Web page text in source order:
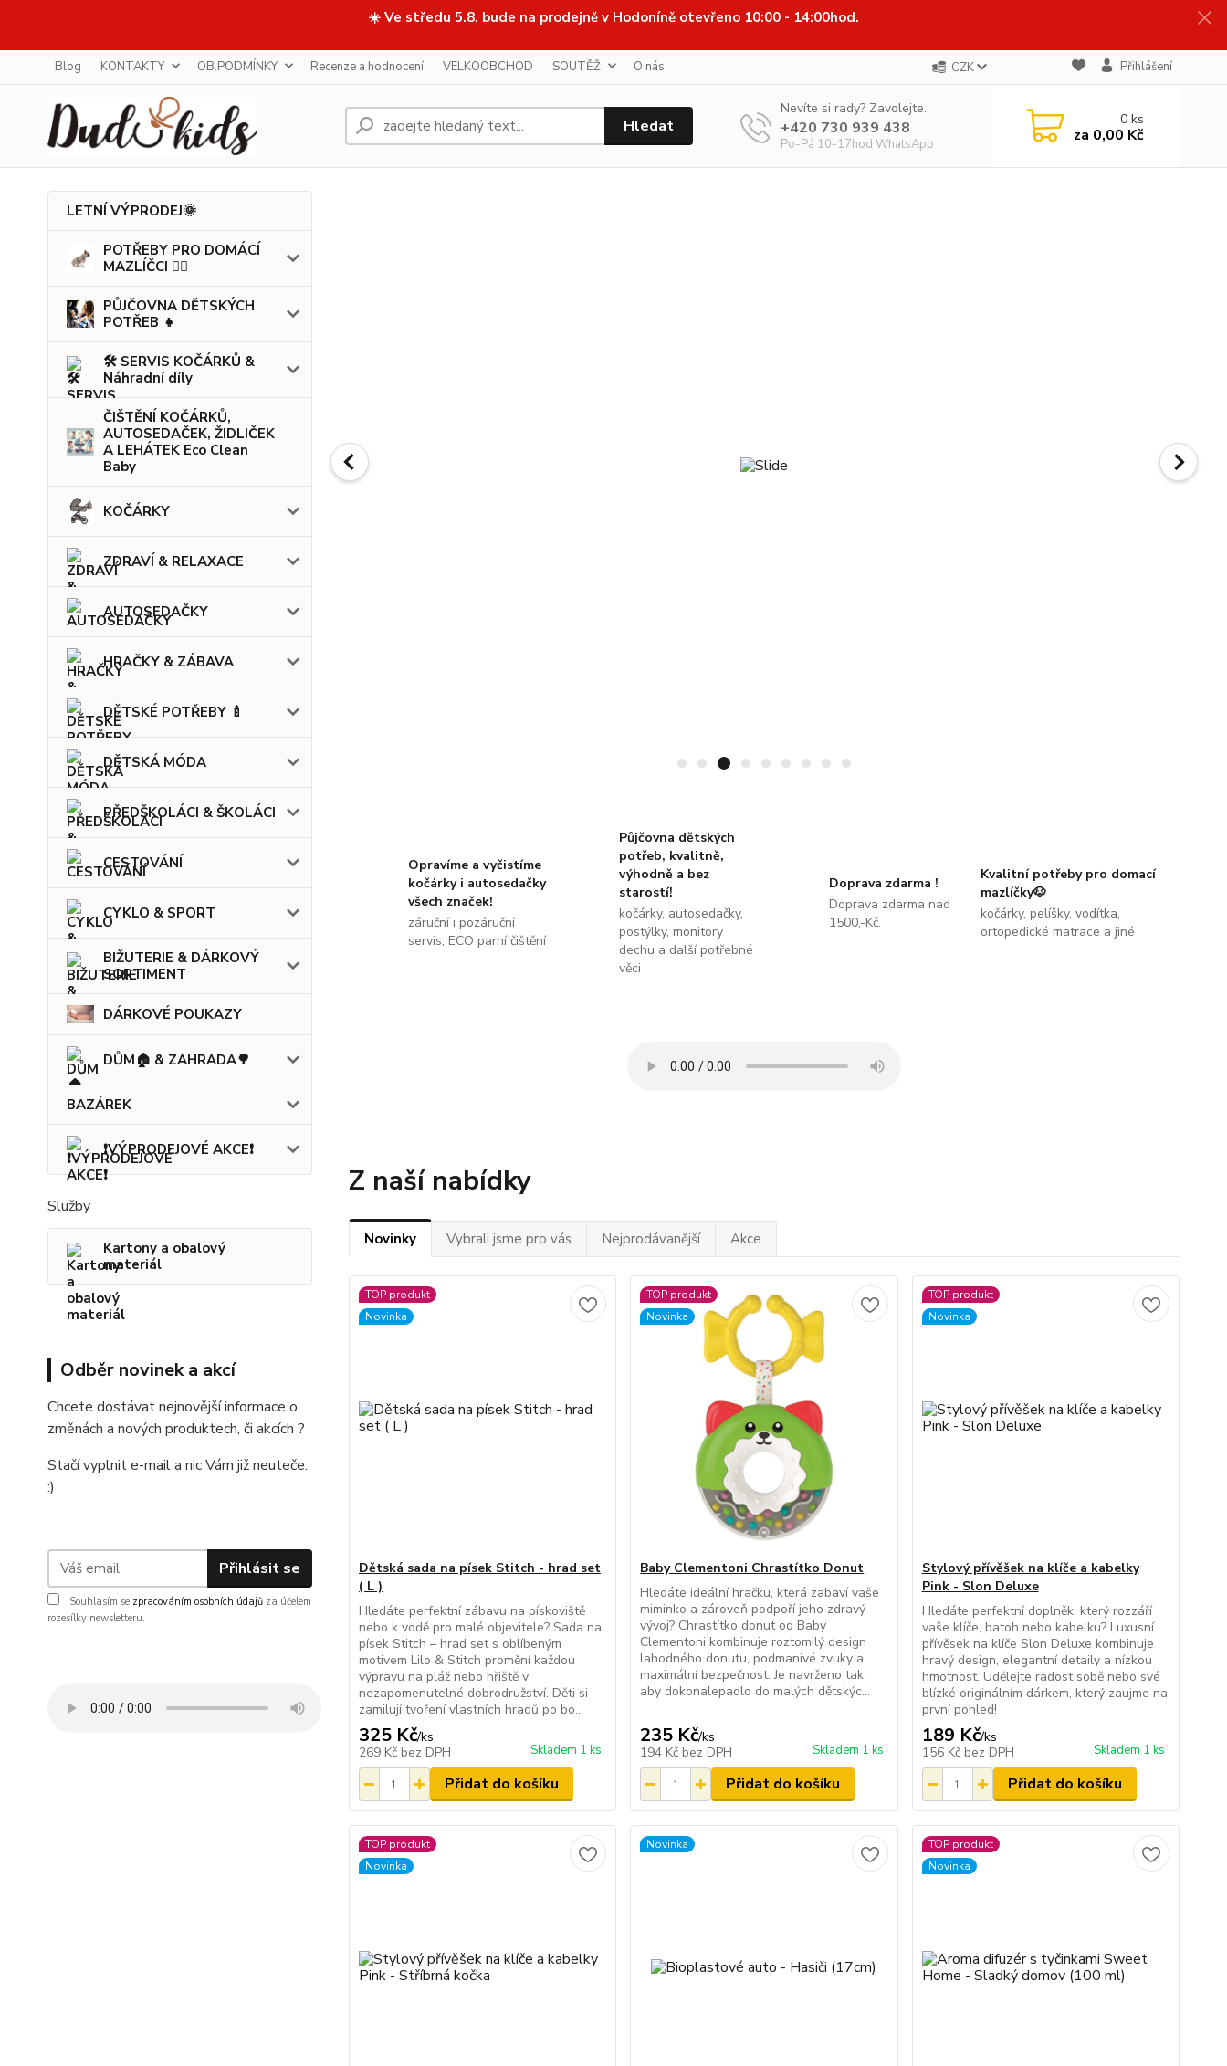
☀️ Ve středu 5.8. bude na prodejně v Hodoníně otevřeno 10:00 - 14:00hod.
Blog KONTAKTY OB.PODMÍNKY Recenze a hodnocení VELKOOBCHOD SOUTĚŽ O nás CZK Přihlášení
Hledat
Nevíte si rady? Zavolejte.
+420 730 939 438
Po-Pá 10-17hod WhatsApp
0ks
za 0,00 Kč
LETNÍ VÝPRODEJ🌞
POTŘEBY PRO DOMÁCÍ
MAZLÍČCI 🐕‍🦺
PŮJČOVNA DĚTSKÝCH
POTŘEB 👧
🛠️ SERVIS KOČÁRKŮ &
Náhradní díly
ČIŠTĚNÍ KOČÁRKŮ,
AUTOSEDAČEK, ŽIDLIČEK
A LEHÁTEK Eco Clean
Baby
KOČÁRKY
ZDRAVÍ & RELAXACE
AUTOSEDAČKY
HRAČKY & ZÁBAVA
DĚTSKÉ POTŘEBY 🍼
DĚTSKÁ MÓDA
PŘEDŠKOLÁCI & ŠKOLÁCI
CESTOVÁNÍ
CYKLO & SPORT
BIŽUTERIE & DÁRKOVÝ
SORTIMENT
DÁRKOVÉ POUKAZY
DŮM🏠 & ZAHRADA🌳
BAZÁREK
❗VÝPRODEJOVÉ AKCE❗
Služby
Kartony a obalový
materiál
Odběr novinek a akcí
Chcete dostávat nejnovější informace o
změnách a nových produktech, či akcích ?
Stačí vyplnit e-mail a nic Vám již neuteče.
:)
Přihlásit se
Souhlasím se zpracováním osobních údajů za účelem
rozesílky newsletteru.
Opravíme a vyčistíme
kočárky i autosedačky
všech značek!
záruční i pozáruční
servis, ECO parní čištění
Půjčovna dětských
potřeb, kvalitně,
výhodně a bez
starostí!
kočárky, autosedačky,
postýlky, monitory
dechu a další potřebné
věci
Doprava zdarma !
Doprava zdarma nad
1500,-Kč.
Kvalitní potřeby pro domací
mazlíčky🐶
kočárky, pelíšky, vodítka,
ortopedické matrace a jiné
Z naší nabídky
Novinky Vybrali jsme pro vás Nejprodávanější Akce
TOP produkt
Novinka
Dětská sada na písek Stitch - hrad set
( L )
Hledáte perfektní zábavu na pískoviště
nebo k vodě pro malé objevitele? Sada na
písek Stitch – hrad set s oblíbeným
motivem Lilo & Stitch promění každou
výpravu na pláž nebo hřiště v
nezapomenutelné dobrodružství. Děti si
zamilují tvoření vlastních hradů po bo...
325 Kč/ks
269 Kč bez DPH Skladem 1 ks
Přidat do košíku
TOP produkt
Novinka
Baby Clementoni Chrastítko Donut
Hledáte ideální hračku, která zabaví vaše
miminko a zároveň podpoří jeho zdravý
vývoj? Chrastítko donut od Baby
Clementoni kombinuje roztomilý design
lahodného donutu, podmanivé zvuky a
maximální bezpečnost. Je navrženo tak,
aby dokonalepadlo do malých dětskýc...
235 Kč/ks
194 Kč bez DPH Skladem 1 ks
Přidat do košíku
TOP produkt
Novinka
Stylový přívěšek na klíče a kabelky
Pink - Slon Deluxe
Hledáte perfektní doplněk, který rozzáří
vaše klíče, batoh nebo kabelku? Luxusní
přívěsek na klíče Slon Deluxe kombinuje
hravý design, elegantní detaily a nízkou
hmotnost. Udělejte radost sobě nebo své
blízké originálním dárkem, který zaujme na
první pohled!
189 Kč/ks
156 Kč bez DPH Skladem 1 ks
Přidat do košíku
TOP produkt
Novinka
Novinka
TOP produkt
Novinka